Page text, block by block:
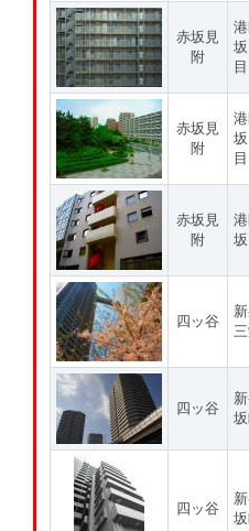
赤坂見
附
目
赤坂見
附
目
赤坂見
附
四ッ谷
四ッ谷
四ッ谷